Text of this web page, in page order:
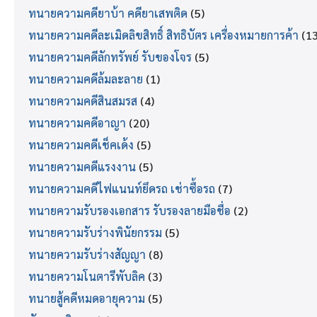
ทนายความคดียาบ้า คดียาเสพติด (5)
ทนายความคดีละเมิดลิขสิทธิ์ สิทธิบัตร เครื่องหมายการค้า
ทนายความคดีลักทรัพย์ รับของโจร (5)
ทนายความคดีล้มละลาย (1)
ทนายความคดีสินสมรส (4)
ทนายความคดีอาญา (20)
ทนายความคดีเช็คเด้ง (5)
ทนายความคดีแรงงาน (5)
ทนายความคดีไฟแนนท์ยึดรถ เช่าซื้อรถ (7)
ทนายความรับรองเอกสาร รับรองลายมือชื่อ (2)
ทนายความรับร่างพินัยกรรม (5)
ทนายความรับร่างสัญญา (8)
ทนายความโนตารีพับลิค (3)
ทนายสู้คดีหมดอายุความ (5)